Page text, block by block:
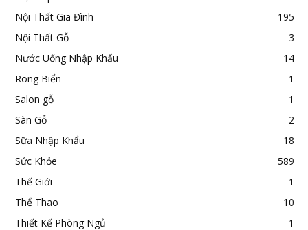
Nội Thất Gia Đình
195
Nội Thất Gỗ
3
Nước Uống Nhập Khẩu
14
Rong Biển
1
Salon gỗ
1
Sàn Gỗ
2
Sữa Nhập Khẩu
18
Sức Khỏe
589
Thế Giới
1
Thể Thao
10
Thiết Kế Phòng Ngủ
1